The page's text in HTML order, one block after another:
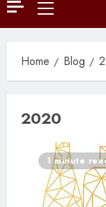
Primary
Menu
Home Blog
2020
1 minute